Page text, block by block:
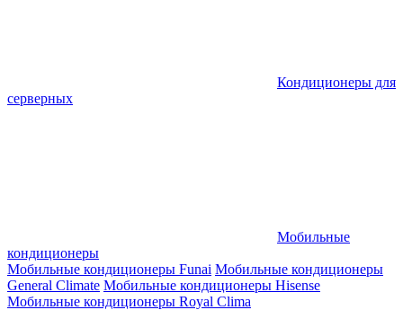
Кондиционеры для
серверных
Мобильные
кондиционеры
Мобильные кондиционеры Funai Мобильные кондиционеры
General Climate Мобильные кондиционеры Hisense
Мобильные кондиционеры Royal Clima